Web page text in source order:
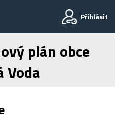
Přihlásit
plán obce
Voda